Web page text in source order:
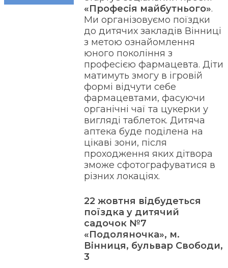
«Професія майбутнього».
Ми організовуємо поїздки
до дитячих закладів Вінниці
з метою ознайомлення
юного покоління з
професією фармацевта. Діти
матимуть змогу в ігровій
формі відчути себе
фармацевтами, фасуючи
органічні чаї та цукерки у
вигляді таблеток. Дитяча
аптека буде поділена на
цікаві зони, після
проходження яких дітвора
зможе сфотографуватися в
різних локаціях.
22 жовтня відбудеться
поїздка у дитячий
садочок №7
«Подоляночка», м.
Вінниця, бульвар Свободи,
3